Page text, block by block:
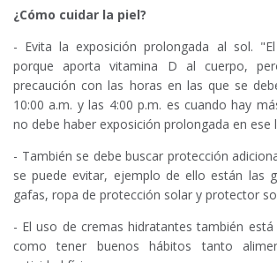
¿Cómo cuidar la piel?
- Evita la exposición prolongada al sol.
porque aporta vitamina D al cuerpo,
precaución con las horas en las que se
10:00 a.m. y las 4:00 p.m. es cuando hay
no debe haber exposición prolongada en ese
- También se debe buscar protección
se puede evitar, ejemplo de ello están las
gafas, ropa de protección solar y protector
- El uso de cremas hidratantes también
como tener buenos hábitos tanto